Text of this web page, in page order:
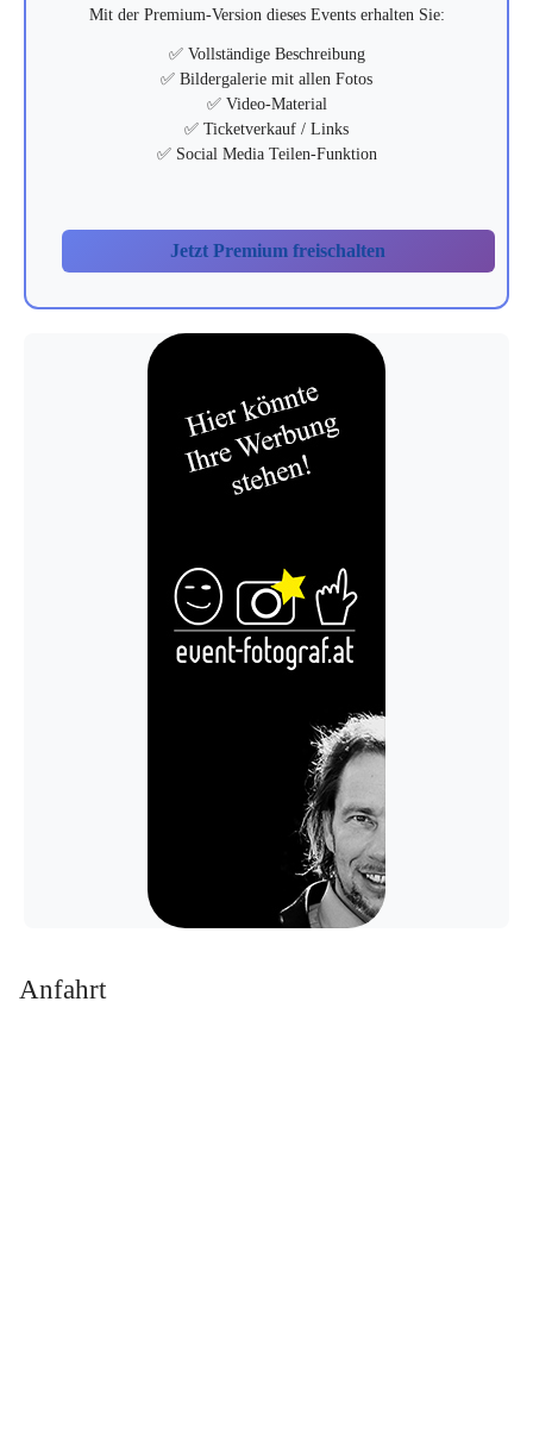
Mit der Premium-Version dieses Events erhalten Sie:
✅ Vollständige Beschreibung
✅ Bildergalerie mit allen Fotos
✅ Video-Material
✅ Ticketverkauf / Links
✅ Social Media Teilen-Funktion
Jetzt Premium freischalten
Anfahrt